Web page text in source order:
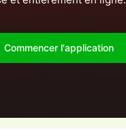
Commencer l'application